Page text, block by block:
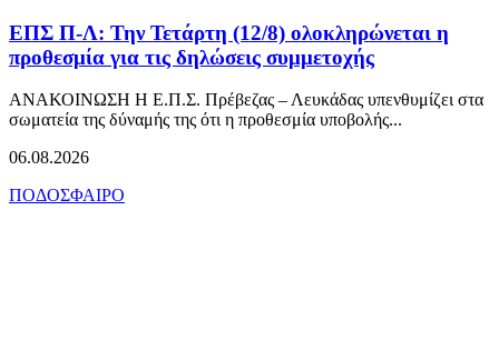
ΕΠΣ Π-Λ: Την Τετάρτη (12/8) ολοκληρώνεται η
προθεσμία για τις δηλώσεις συμμετοχής
ΑΝΑΚΟΙΝΩΣΗ Η Ε.Π.Σ. Πρέβεζας – Λευκάδας υπενθυμίζει στα
σωματεία της δύναμής της ότι η προθεσμία υποβολής...
06.08.2026
ΠΟΔΟΣΦΑΙΡΟ